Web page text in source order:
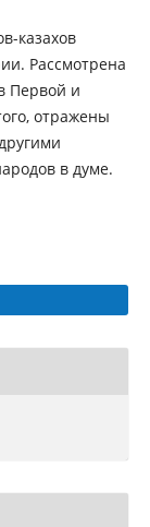
казахов
Рассмотрена
Первой и
отражены
в думе.